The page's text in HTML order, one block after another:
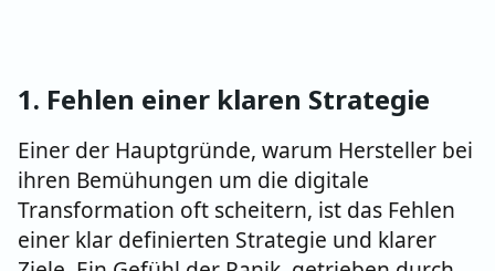
1. Fehlen einer klaren Strategie
Einer der Hauptgründe, warum Hersteller bei
ihren Bemühungen um die digitale
Transformation oft scheitern, ist das Fehlen
einer klar definierten Strategie und klarer